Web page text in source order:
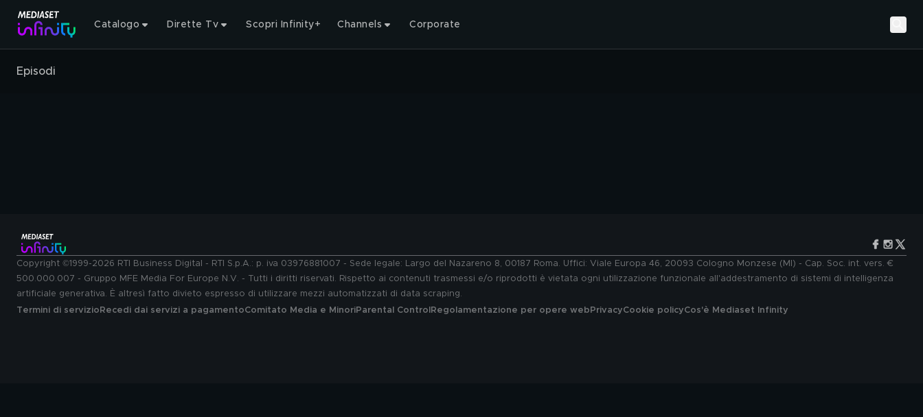
Catalogo Dirette Tv Scopri Infinity+ Channels Corporate
Episodi
Copyright ©1999-2026 RTI Business Digital - RTI S.p.A.: p. iva 03976881007 - Sede legale: Largo del Nazareno 8, 00187 Roma. Uffici: Viale Europa 46, 20093 Cologno Monzese (MI) - Cap. Soc. int. vers. €
500.000.007 - Gruppo MFE Media For Europe N.V. - Tutti i diritti riservati. Rispetto ai contenuti trasmessi e/o riprodotti è vietata ogni utilizzazione funzionale all'addestramento di sistemi di intelligenza
artificiale generativa. È altresì fatto divieto espresso di utilizzare mezzi automatizzati di data scraping.
Termini di servizio Recedi dai servizi a pagamentoComitato Media e MinoriParental Control Regolamentazione per opere web PrivacyCookie policyCos'è Mediaset Infinity